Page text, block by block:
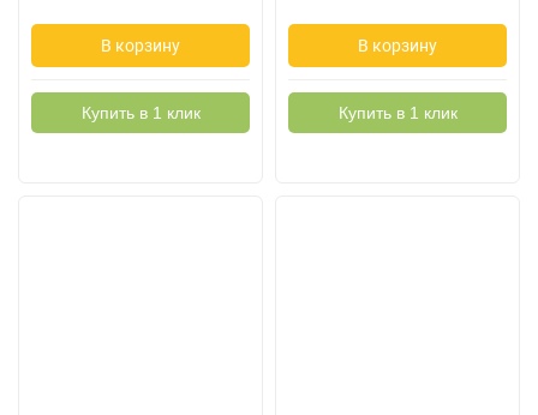
В корзину
Купить в 1 клик
В корзину
Купить в 1 клик